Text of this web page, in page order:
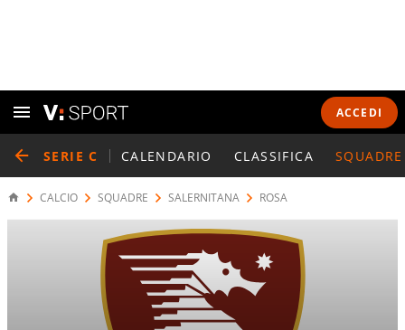
ACCEDI
SERIE C CALENDARIO CLASSIFICA SQUADRE
CALCIO SQUADRE SALERNITANA ROSA